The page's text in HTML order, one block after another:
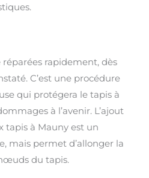
rapidement, dès
C’est une procédure
qui protégera le tapis à
à l’avenir. L’ajout
tapis à Mauny est un
mais permet d’allonger la
du tapis.